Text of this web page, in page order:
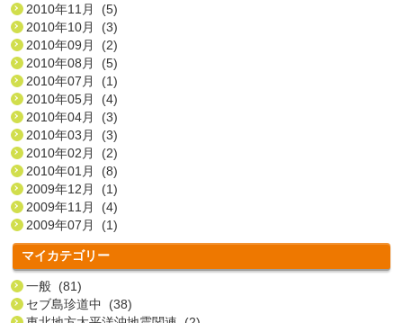
2010年11月 (5)
2010年10月 (3)
2010年09月 (2)
2010年08月 (5)
2010年07月 (1)
2010年05月 (4)
2010年04月 (3)
2010年03月 (3)
2010年02月 (2)
2010年01月 (8)
2009年12月 (1)
2009年11月 (4)
2009年07月 (1)
マイカテゴリー
一般 (81)
セブ島珍道中 (38)